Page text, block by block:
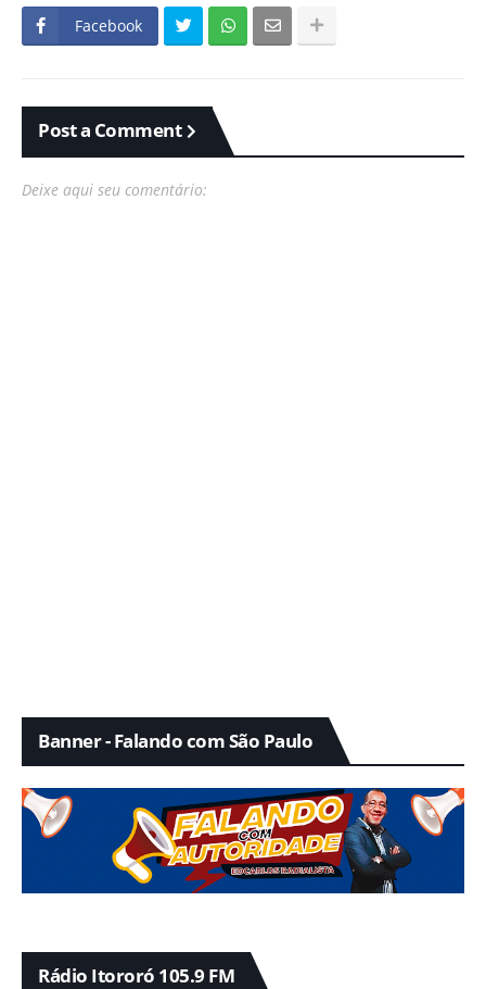
Facebook
Post a Comment
Deixe aqui seu comentário:
Banner - Falando com São Paulo
Rádio Itororó 105.9 FM